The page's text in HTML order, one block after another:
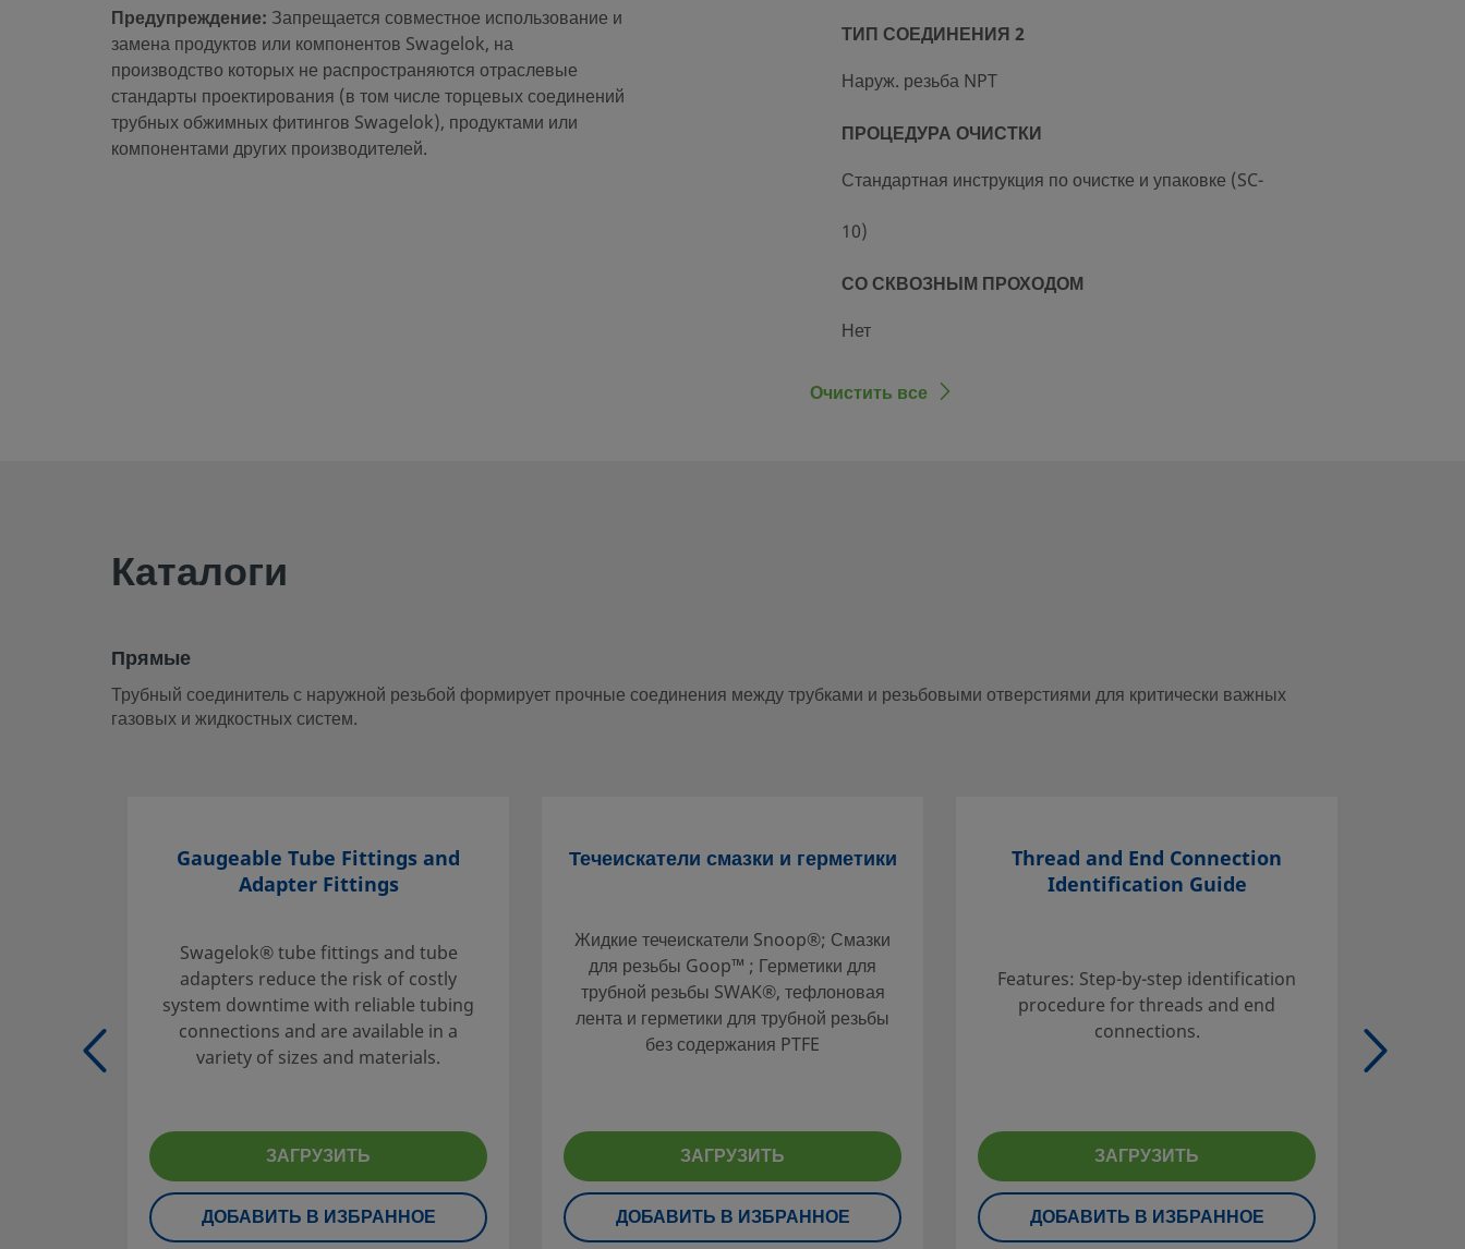
37020590
37020590
eClass (10.1)
37020590
UNSPSC (4.03)
40141720
Контакт
Если у вас есть вопросы об этом изделии, обратитесь в местный авторизованный центр
Контактная информация
Подбор изделий с учетом требований безопасности:
Для того чтобы проектировщик системы и пользователь могли
гарантированно выполнить подбор изделий с учетом требований
безопасности, необходимо принять в рассмотрение дизайн системы и
полный каталог продукции. При выборе изделий следует принимать во
внимание всю систему в целом, чтобы обеспечить ее безопасную и
эксплуатация и обслуживание являются обязанностями проектировщика
системы и пользователя.
Предупреждение:Запрещается совместное использование и замена
Предупреждение: Запрещается совместное использование и
замена продуктов или компонентов Swagelok, на
производство которых не распространяются отраслевые
стандарты проектирования (в том числе торцевых соединений
трубных обжимных фитингов Swagelok), продуктами или
компонентами других производителей.
Наруж. резьба NPT
ТИП СОЕДИНЕНИЯ 2
Стандартная инструкция по очистке и упаковке (SC-
10)
ПРОЦЕДУРА ОЧИСТКИ
Нет
СО СКВОЗНЫМ ПРОХОДОМ
ОГРАНИЧИТЕЛЬ РАСХОДА
Очистить все
Каталоги
Прямые
Трубный соединитель с наружной резьбой формирует прочные соединения между трубками и резьбовыми отверстиями для критически важных
газовых и жидкостных систем.
Gaugeable Tube Fittings and
Adapter Fittings
Swagelok® tube fittings and tube
adapters reduce the risk of costly
system downtime with reliable tubing
connections and are available in a
variety of sizes and materials.
ЗАГРУЗИТЬ
ДОБАВИТЬ В ИЗБРАННОЕ
Течеискатели смазки и герметики
Жидкие течеискатели Snoop®; Смазки
для резьбы Goop™ ; Герметики для
трубной резьбы SWAK®, тефлоновая
лента и герметики для трубной резьбы
без содержания PTFE
ЗАГРУЗИТЬ
ДОБАВИТЬ В ИЗБРАННОЕ
Thread and End Connection
Identification Guide
Features: Step-by-step identification
procedure for threads and end
connections.
ЗАГРУЗИТЬ
ДОБАВИТЬ В ИЗБРАННОЕ